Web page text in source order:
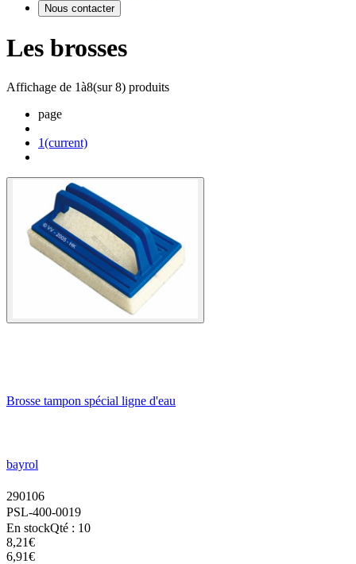
Nous contacter
Les brosses
Affichage de 1à8(sur8) produits
page
1(current)
Brosse tampon spécial ligne d'eau
bayrol
290106
PSL-400-0019
En stockQté : 10
8,21€
6,91€